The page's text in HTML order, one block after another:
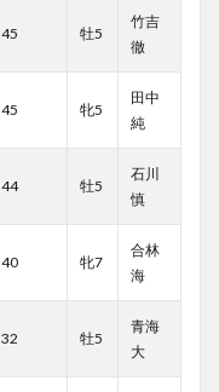
45 牡5
竹吉
徹
45 牝5
田中
純
44 牡5
石川
慎
40 牝7
合林
海
32 牡5
青海
大